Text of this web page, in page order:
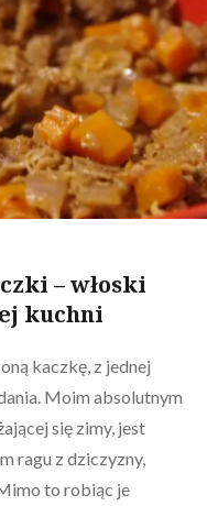
– włoski
kuchni
kaczkę, z jednej
Moim absolutnym
się zimy, jest
ragu z dziczyzny,
to robiąc je